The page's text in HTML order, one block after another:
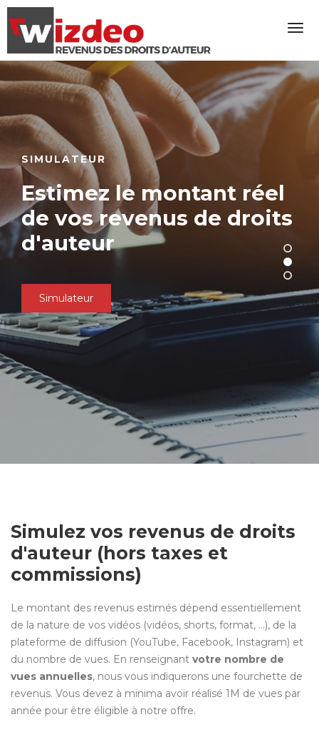
SIMULATEUR
Estimez le montant réel
de vos revenus de droits
d'auteur
Simulateur
Simulez vos revenus de droits
d'auteur (hors taxes et
commissions)
Le montant des revenus estimés dépend essentiellement
de la nature de vos vidéos (vidéos, shorts, format, …), de la
plateforme de diffusion (YouTube, Facebook, Instagram) et
du nombre de vues. En renseignant votre nombre de
vues annuelles, nous vous indiquerons une fourchette de
revenus. Vous devez à minima avoir réalisé 1M de vues par
année pour être éligible à notre offre.